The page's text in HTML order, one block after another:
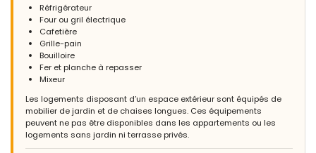
Réfrigérateur
Four ou gril électrique
Cafetière
Grille-pain
Bouilloire
Fer et planche à repasser
Mixeur
Les logements disposant d’un espace extérieur sont équipés de
mobilier de jardin et de chaises longues. Ces équipements
peuvent ne pas être disponibles dans les appartements ou les
logements sans jardin ni terrasse privés.